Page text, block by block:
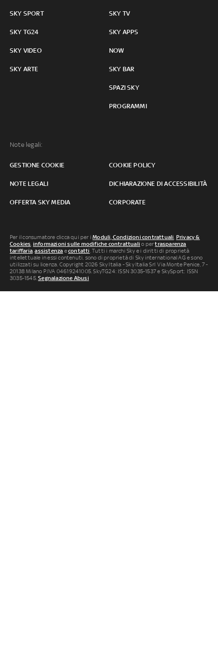
SKY SPORT
SKY TG24
SKY VIDEO
SKY ARTE
SKY TV
SKY APPS
NOW
SKY BAR
SPAZI SKY
PROGRAMMI
Note legali:
GESTIONE COOKIE COOKIE POLICY
NOTE LEGALI DICHIARAZIONE DI ACCESSIBILITÀ
OFFERTA SKY MEDIA CORPORATE
Per il consumatore clicca qui per iModuli, Condizioni contrattuali, Privacy &
Cookies, informazioni sulle modifiche contrattuali o pertrasparenza
tariffaria,assistenza econtatti. Tutti i marchi Sky e i diritti di proprietà
intellettuale in essi contenuti, sono di proprietà di Sky international AG e sono
utilizzati su licenza. Copyright 2026 Sky Italia - Sky Italia Srl Via Monte Penice, 7 -
20138 Milano P.IVA 04619241005. SkyTG24: ISSN 3035-1537 e SkySport: ISSN
3035-1545.Segnalazione Abusi